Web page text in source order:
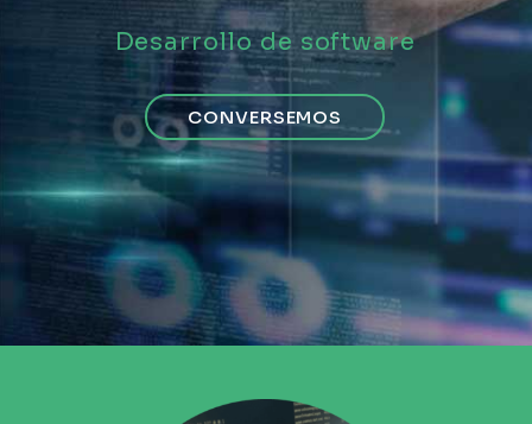
CONTACTO
Desarrollo de software
CONVERSEMOS